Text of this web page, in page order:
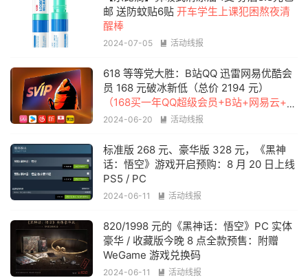
邮 送防蚊贴6贴 开车学生上课犯困熬夜清
醒棒
2024-07-05  活动线报
618 等等党大胜：B站QQ 迅雷网易优酷会
员 168 元破冰新低（总价 2194 元）
（168买一年QQ超级会员+B站+网易云+迅
雷+微博+王者，感觉也不亏啊）
2024-06-20  活动线报
标准版 268 元、豪华版 328 元，《黑神
话：悟空》游戏开启预购：8 月 20 日上线
PS5 / PC
2024-06-11  活动线报
820/1998 元的《黑神话：悟空》PC 实体
豪华 / 收藏版今晚 8 点全款预售：附赠
WeGame 游戏兑换码
2024-06-11  活动线报